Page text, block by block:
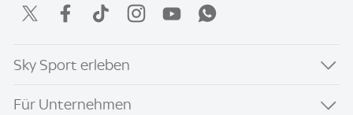
Sky Sport erleben
Für Unternehmen